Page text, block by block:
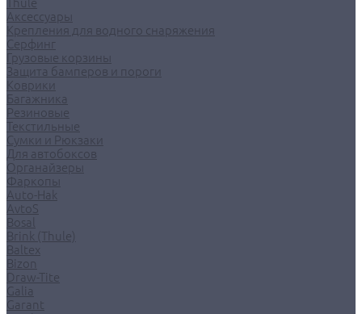
Аксессуары
Крепления для водного снаряжения
Серфинг
Грузовые корзины
Защита бамперов и пороги
Коврики
Багажника
Резиновые
Текстильные
Сумки и Рюкзаки
Для автобоксов
Органайзеры
Фаркопы
Auto-Hak
AvtoS
Bosal
Brink (Thule)
Baltex
Bizon
Draw-Tite
Galia
Garant